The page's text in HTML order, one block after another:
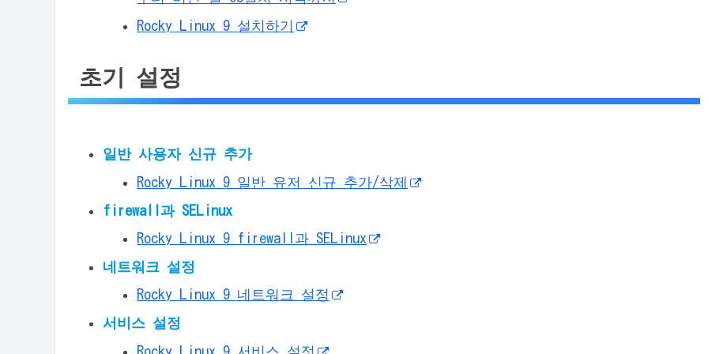
Rocky Linux 9 설치하기
초기 설정
일반 사용자 신규 추가
Rocky Linux 9 일반 유저 신규 추가/삭제
firewall과 SELinux
Rocky Linux 9 firewall과 SELinux
네트워크 설정
Rocky Linux 9 네트워크 설정
서비스 설정
Rocky Linux 9 서비스 설정